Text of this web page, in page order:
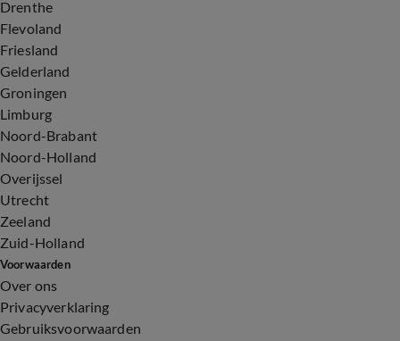
Drenthe
Flevoland
Friesland
Gelderland
Groningen
Limburg
Noord-Brabant
Noord-Holland
Overijssel
Utrecht
Zeeland
Zuid-Holland
Voorwaarden
Over ons
Privacyverklaring
Gebruiksvoorwaarden